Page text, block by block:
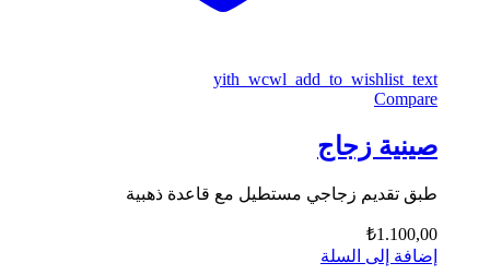
yith_wcwl_add_to_wishlist_text
Compare
صينية زجاج
طبق تقديم زجاجي مستطيل مع قاعدة ذهبية
₺1.100,00
إضافة إلى السلة